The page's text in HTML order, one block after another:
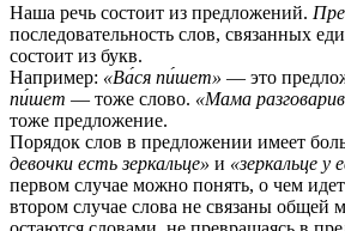
Наша речь состоит из предложений.
последовательность слов, связанных
состоит из букв.
Например: «Ва́ся пи́шет» — это
пи́шет — тоже слово. «Мама
тоже предложение.
Порядок слов в предложении имеет
девочки есть зеркальце» и «зеркальце у
первом случае можно понять, о чем
втором случае слова не связаны общей